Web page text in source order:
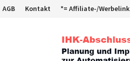
AGB Kontakt *= Affiliate-/Werbelink